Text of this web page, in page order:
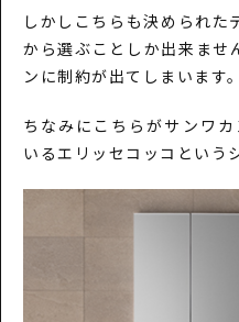
しかしこちらも決められた
から選ぶことしか出来ませ
ンに制約が出てしまいます。
ちなみにこちらがサンワ
いるエリッセコッコという